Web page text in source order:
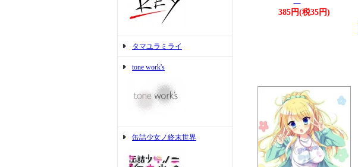
タマユラミライ
tone work's
缶詰少女ノ終末世界
385円(税35円)